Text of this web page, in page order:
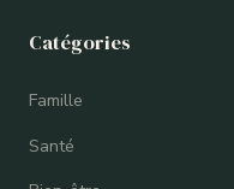
Catégories
Famille
Santé